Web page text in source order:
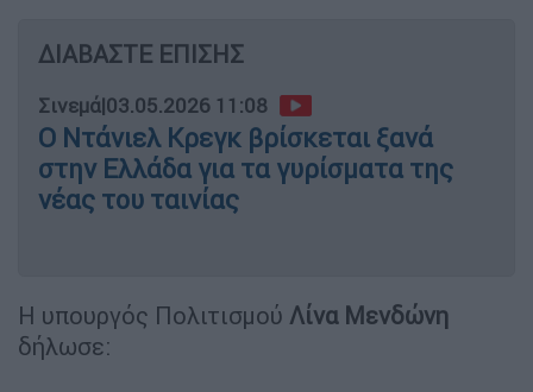
ΔΙΑΒΑΣΤΕ ΕΠΙΣΗΣ
Σινεμά|03.05.2026 11:08
Ο Ντάνιελ Κρεγκ βρίσκεται ξανά
στην Ελλάδα για τα γυρίσματα της
νέας του ταινίας
Η υπουργός Πολιτισμού Λίνα Μενδώνη
δήλωσε: